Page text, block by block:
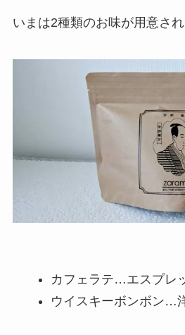
いまは2種類のお味が用意され
カフェラテ…エスプレ
ウイスキーボンボン…